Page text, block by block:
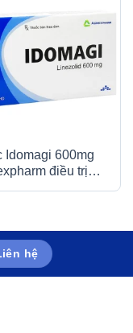
Idomagi 600mg
điều trị
hệ